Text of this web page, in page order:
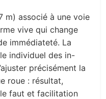
m) associé à une voie
vive qui change
immédiateté. La
individuel des in-
précisément la
roue : résultat,
faut et facilitation